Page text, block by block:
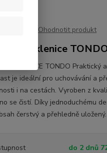
Ohodnotit produkt
Sklenice
SKLENICE TONDO Praktický
je ideální pro uchovávání a
i na cestách. Vyroben z
se čistí. Díky jednoduchému
čerstvý a přehledně uložený.
do 2 dnů